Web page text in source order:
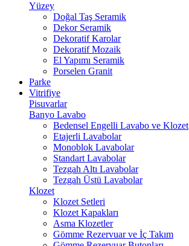
Yüzey
Doğal Taş Seramik
Dekor Seramik
Dekoratif Karolar
Dekoratif Mozaik
El Yapımı Seramik
Porselen Granit
Parke
Vitrifiye
Pisuvarlar
Banyo Lavabo
Bedensel Engelli Lavabo ve Klozet
Etajerli Lavabolar
Monoblok Lavabolar
Standart Lavabolar
Tezgah Altı Lavabolar
Tezgah Üstü Lavabolar
Klozet
Klozet Setleri
Klozet Kapakları
Asma Klozetler
Gömme Rezervuar ve İç Takım